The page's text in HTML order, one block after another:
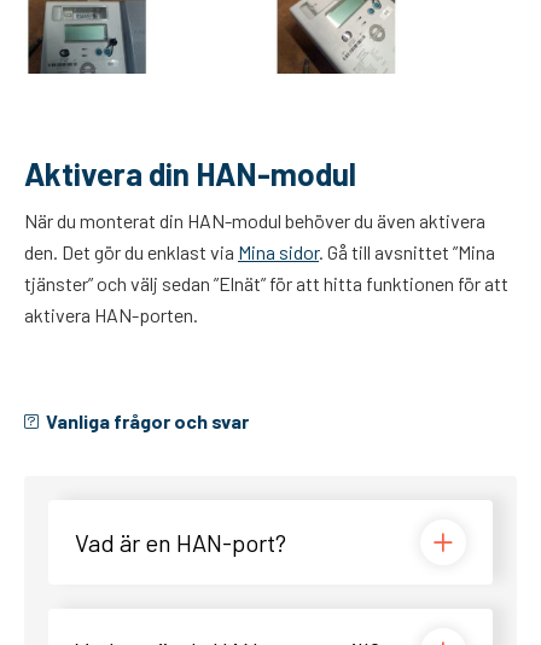
Aktivera din HAN-modul
När du monterat din HAN-modul behöver du även aktivera
den. Det gör du enklast via Mina sidor. Gå till avsnittet ”Mina
tjänster” och välj sedan ”Elnät” för att hitta funktionen för att
aktivera HAN-porten.
Vanliga frågor och svar
Vad är en HAN-port?